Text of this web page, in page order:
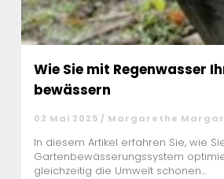
Wie Sie mit Regenwasser
bewässern
02 Mai 2025 / Margarethe
In diesem Artikel erfahren Sie, wie
Gartenbewässerungssystem
gleichzeitig die Umwelt schonen...